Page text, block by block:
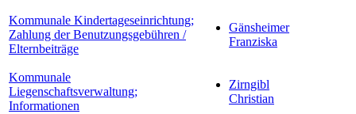
Kommunale Kindertageseinrichtung;
Zahlung der Benutzungsgebühren /
Elternbeiträge
Gänsheimer
Franziska
Kommunale
Liegenschaftsverwaltung;
Informationen
Zirngibl
Christian